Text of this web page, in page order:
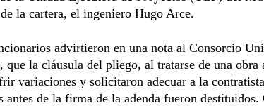
la cartera, el ingeniero Hugo Arce.
advirtieron en una nota al Consorcio
que la cláusula del pliego, al tratarse de una obra
variaciones y solicitaron adecuar a la
antes de la firma de la adenda fueron destituidos.